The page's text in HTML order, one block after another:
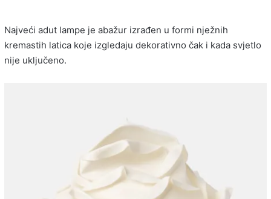
Najveći adut lampe je abažur izrađen u formi nježnih
kremastih latica koje izgledaju dekorativno čak i kada svjetlo
nije uključeno.